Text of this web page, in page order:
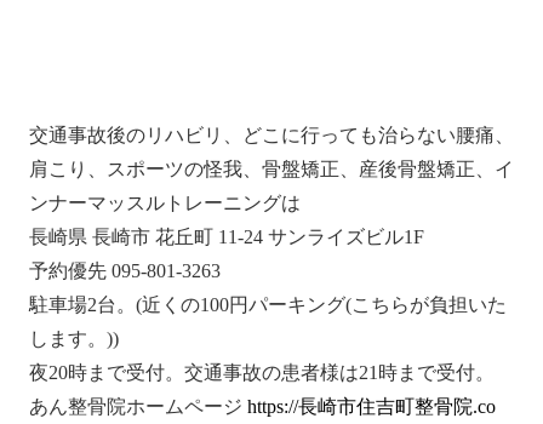
交通事故後のリハビリ、どこに行っても治らない腰痛、
肩こり、スポーツの怪我、骨盤矯正、産後骨盤矯正、イ
ンナーマッスルトレーニングは
長崎県 長崎市 花丘町11-24 サンライズビル1F
予約優先095-801-3263
駐車場2台。 (近くの100円パーキング(こちらが負担いた
します。 ))
夜20時まで受付。交通事故の患者様は21 時まで受付。
あん整骨院ホームページ https://長崎市住吉町整骨院.co